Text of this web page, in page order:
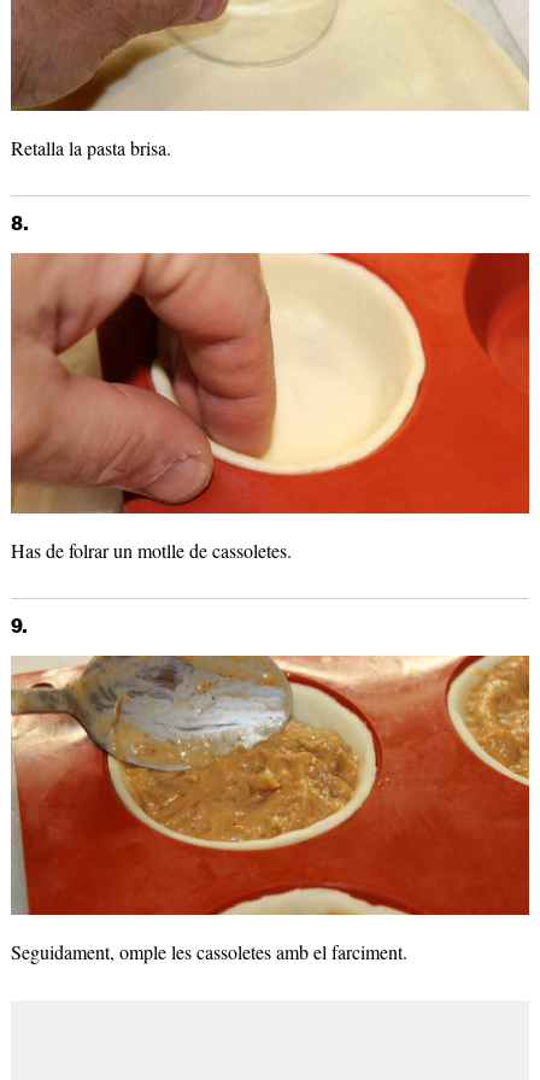
Retalla la pasta brisa.
8.
Has de folrar un motlle de cassoletes.
9.
Seguidament, omple les cassoletes amb el farciment.